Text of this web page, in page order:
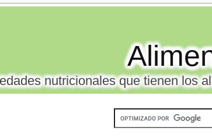
nutricionales que tienen los